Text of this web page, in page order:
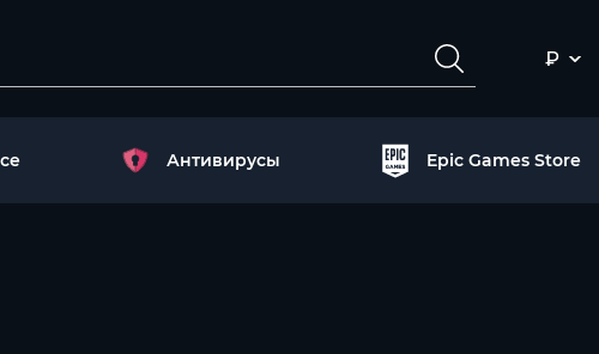
₽
Антивирусы Epic Games Store